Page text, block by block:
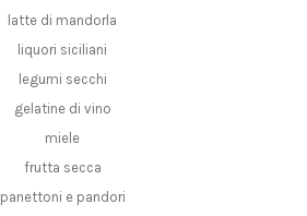
latte di mandorla
liquori siciliani
legumi secchi
gelatine di vino
miele
frutta secca
panettoni e pandori